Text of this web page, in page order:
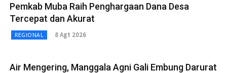
Pemkab Muba Raih Penghargaan Dana Desa
Tercepat dan Akurat
REGIONAL 8 Agt 2026
Air Mengering, Manggala Agni Gali Embung Darurat